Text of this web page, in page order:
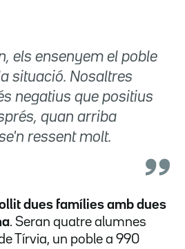
els ensenyem el poble
situació. Nosaltres
negatius que positius
quan arriba
ressent molt.
dues famílies amb dues
. Seran quatre alumnes
Tírvia, un poble a 990